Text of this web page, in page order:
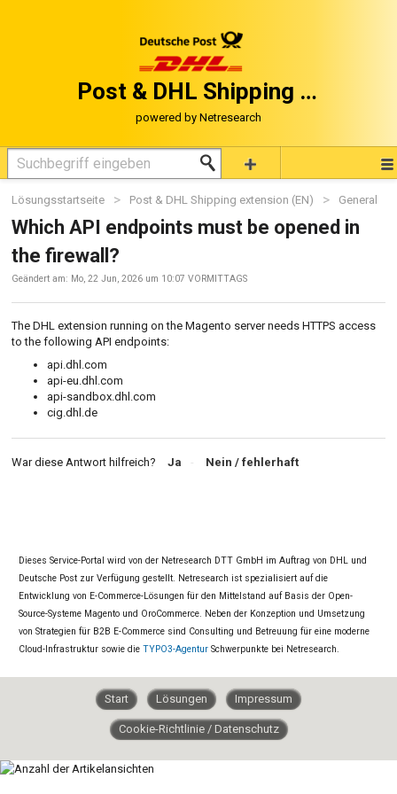
Post & DHL Shipping in Magento®
Lösungsstartseite Post & DHL Shipping extension (EN) General
Which API endpoints must be opened in
the firewall?
Geändert am: Mo, 22 Jun, 2026 um 10:07 VORMITTAGS
The DHL extension running on the Magento server needs HTTPS access
to the following API endpoints:
api.dhl.com
api-eu.dhl.com
api-sandbox.dhl.com
cig.dhl.de
War diese Antwort hilfreich? Ja Nein
Dieses Service-Portal wird von der Netresearch DTT GmbH im Auftrag von DHL und
Deutsche Post zur Verfügung gestellt. Netresearch ist spezialisiert auf die
Entwicklung von E-Commerce-Lösungen für den Mittelstand auf Basis der Open-
Source-Systeme Magento und OroCommerce. Neben der Konzeption und Umsetzung
von Strategien für B2B E-Commerce sind Consulting und Betreuung für eine moderne
Cloud-Infrastruktur sowie die TYPO3-AgenturSchwerpunkte bei Netresearch.
Start Lösungen Impressum
Cookie-Richtlinie